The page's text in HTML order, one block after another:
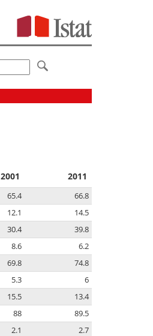
2001 2011
65.4
66.8
12.1
14.5
30.4
39.8
8.6
6.2
69.8
74.8
5.3
6
15.5
13.4
88
89.5
2.1 2.7